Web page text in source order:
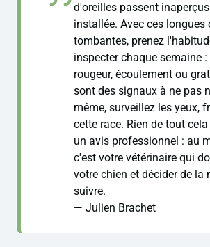
d'oreilles passent
installée. Avec ces longues
tombantes, prenez
inspecter chaque semaine :
rougeur, écoulement ou
sont des signaux à ne pas
même, surveillez les yeux,
cette race. Rien de tout
un avis professionnel : au
c'est votre vétérinaire qui
votre chien et décider de la
suivre.
— Julien Brachet